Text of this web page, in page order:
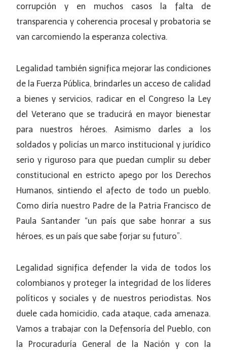
corrupción y en muchos casos la falta de
transparencia y coherencia procesal y probatoria se
van carcomiendo la esperanza colectiva.
Legalidad también significa mejorar las condiciones
de la Fuerza Pública, brindarles un acceso de calidad
a bienes y servicios, radicar en el Congreso la Ley
del Veterano que se traducirá en mayor bienestar
para nuestros héroes. Asimismo darles a los
soldados y policías un marco institucional y jurídico
serio y riguroso para que puedan cumplir su deber
constitucional en estricto apego por los Derechos
Humanos, sintiendo el afecto de todo un pueblo.
Como diría nuestro Padre de la Patria Francisco de
Paula Santander “un país que sabe honrar a sus
héroes, es un país que sabe forjar su futuro”.
Legalidad significa defender la vida de todos los
colombianos y proteger la integridad de los líderes
políticos y sociales y de nuestros periodistas. Nos
duele cada homicidio, cada ataque, cada amenaza.
Vamos a trabajar con la Defensoría del Pueblo, con
la Procuraduría General de la Nación y con la